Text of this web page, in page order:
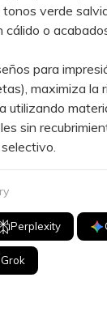
verde
cálido o
para
maximiza la
utilizando
sin
Perplexity
Grok